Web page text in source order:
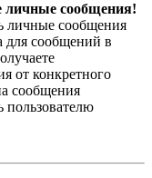
личные сообщения!
личные сообщения
для сообщений в
от конкретного
сообщения
пользователю